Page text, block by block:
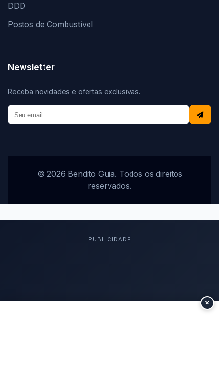
DDD
Postos de Combustível
Newsletter
Receba novidades e ofertas exclusivas.
© 2026 Bendito Guia. Todos os direitos
reservados.